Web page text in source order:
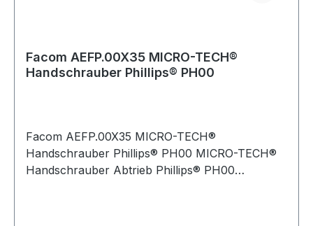
Facom AEFP.00X35 MICRO-TECH®
Handschrauber Phillips® PH00
Facom AEFP.00X35 MICRO-TECH®
Handschrauber Phillips® PH00 MICRO-TECH®
Handschrauber Abtrieb Phillips® PH00